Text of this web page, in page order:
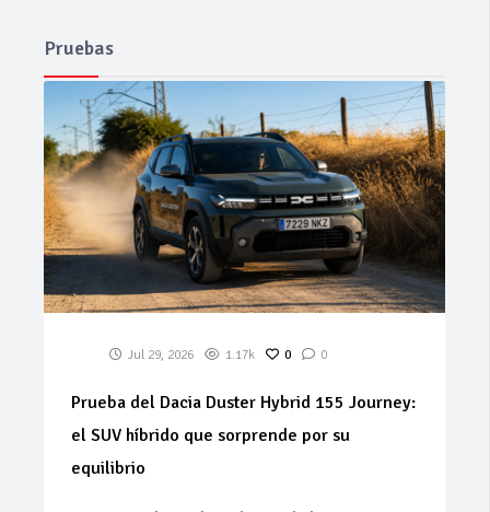
Pruebas
Jul 29, 2026 1.17k 0 0
Prueba del Dacia Duster Hybrid 155 Journey:
el SUV híbrido que sorprende por su
equilibrio